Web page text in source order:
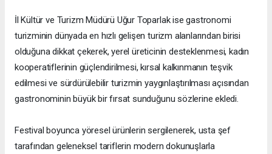
İl Kültür ve Turizm Müdürü Uğur Toparlak ise gastronomi
turizminin dünyada en hızlı gelişen turizm alanlarından birisi
olduğuna dikkat çekerek, yerel üreticinin desteklenmesi, kadın
kooperatiflerinin güçlendirilmesi, kırsal kalkınmanın teşvik
edilmesi ve sürdürülebilir turizmin yaygınlaştırılması açısından
gastronominin büyük bir fırsat sunduğunu sözlerine ekledi.
Festival boyunca yöresel ürünlerin sergilenerek, usta şef
tarafından geleneksel tariflerin modern dokunuşlarla